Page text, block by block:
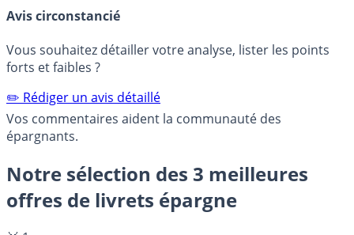
Avis circonstancié
Vous souhaitez détailler votre analyse, lister les points
forts et faibles ?
✏️ Rédiger un avis détaillé
Vos commentaires aident la communauté des
épargnants.
Notre sélection des 3 meilleures
offres de livrets épargne